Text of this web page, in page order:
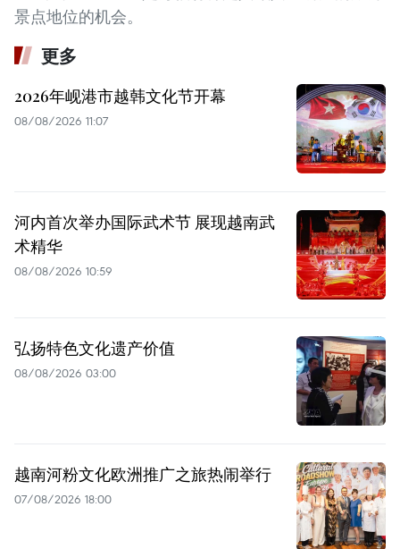
景点地位的机会。
更多
2026年岘港市越韩文化节开幕
08/08/2026 11:07
河内首次举办国际武术节 展现越南武
术精华
08/08/2026 10:59
弘扬特色文化遗产价值
08/08/2026 03:00
越南河粉文化欧洲推广之旅热闹举行
07/08/2026 18:00